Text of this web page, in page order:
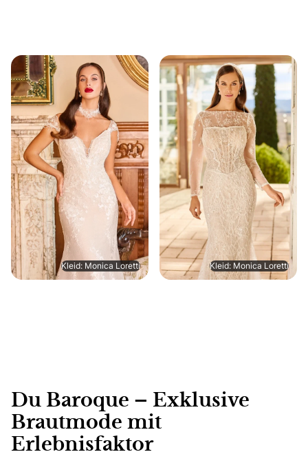
Kleid: Monica Loretti Kleid: Monica Loretti
Du Baroque – Exklusive
Brautmode mit
Erlebnisfaktor